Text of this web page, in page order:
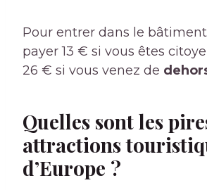
Pour entrer dans le
payer 13 € si vous êtes
26 € si vous venez de
Quelles sont les
attractions
d’Europe ?